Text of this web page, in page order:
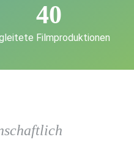
40
Filmproduktionen